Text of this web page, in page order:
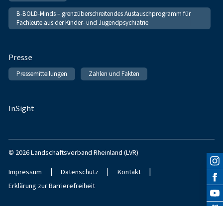
B-BOLD-Minds – grenzüberschreitendes Austauschprogramm für
Fachleute aus der Kinder- und Jugendpsychiatrie
Presse
Pressemitteilungen Zahlen und Fakten
InSight
© 2026 Landschaftsverband Rheinland (LVR)
Impressum | Datenschutz | Kontakt |
Erklärung zur Barrierefreiheit